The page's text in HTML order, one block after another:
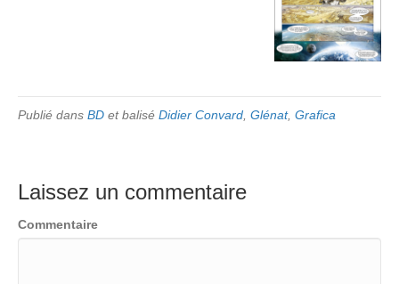
Publié dans BD et balisé Didier Convard, Glénat, Grafica
Laissez un commentaire
Commentaire